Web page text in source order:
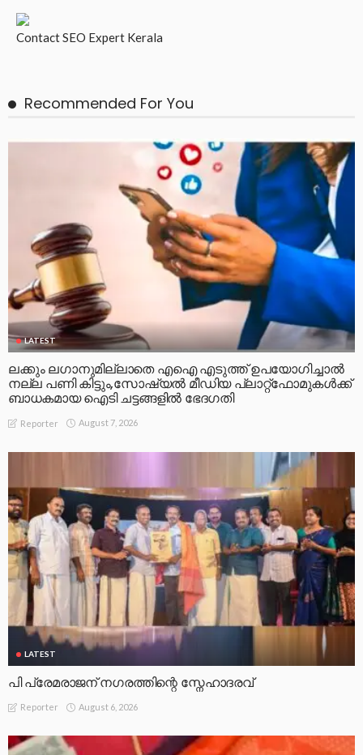
ContactSEO Expert Kerala
Recommended For You
LATEST
ലക്കും ലഗാനുമില്ലാതെ എഐ എടുത്ത് ഉപയോഗിച്ചാല്‍
നല്ല പണി കിട്ടും,സോഷ്യല്‍ മീഡിയ പ്ലാറ്റ്‌ഫോമുകള്‍ക്ക്
ബാധകമായ ഐടി ചട്ടങ്ങളില്‍ ഭേദഗതി
Reporter August 7, 2026
LATEST
പി പ്രേമരാജന് നഗരത്തിന്റെ സ്നേഹാദരവ്
Reporter August 6, 2026